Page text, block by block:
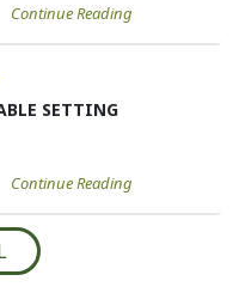
Continue Reading
SETTING
Continue Reading